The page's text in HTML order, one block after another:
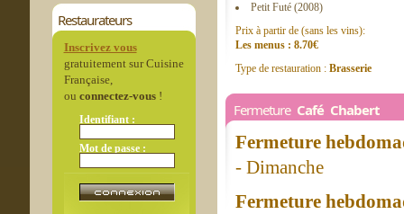
Restaurateurs
Inscrivez vous
gratuitement sur Cuisine
Française,
ou connectez-vous!
Identifiant :
Mot de passe :
Petit Futé (2008)
Prix à partir de (sans les vins):
Les menus : 8.70€
Type de restauration : Brasserie
Fermeture Café Chabert
Fermeture
- Dimanche
Fermeture